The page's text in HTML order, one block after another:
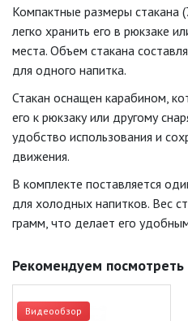
Компактные размеры стакана
легко хранить его в рюкзаке
места. Объем стакана
для одного напитка.
Стакан оснащен карабином,
его к рюкзаку или другому
удобство использования и
движения.
В комплекте поставляется
для холодных напитков. Вес
грамм, что делает его
Рекомендуем посмотреть
Видеообзор